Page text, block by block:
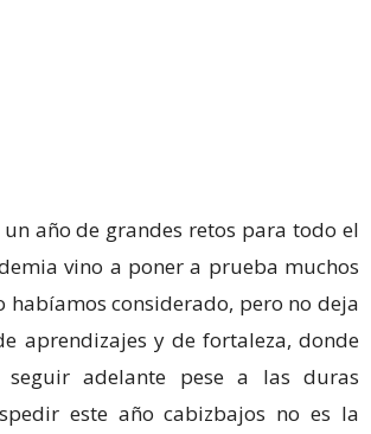
año de grandes retos para todo el
vino a poner a prueba muchos
habíamos considerado, pero no deja
aprendizajes y de fortaleza, donde
seguir adelante pese a las duras
este año cabizbajos no es la